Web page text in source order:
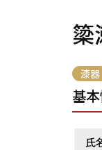
簗
漆器
基
氏